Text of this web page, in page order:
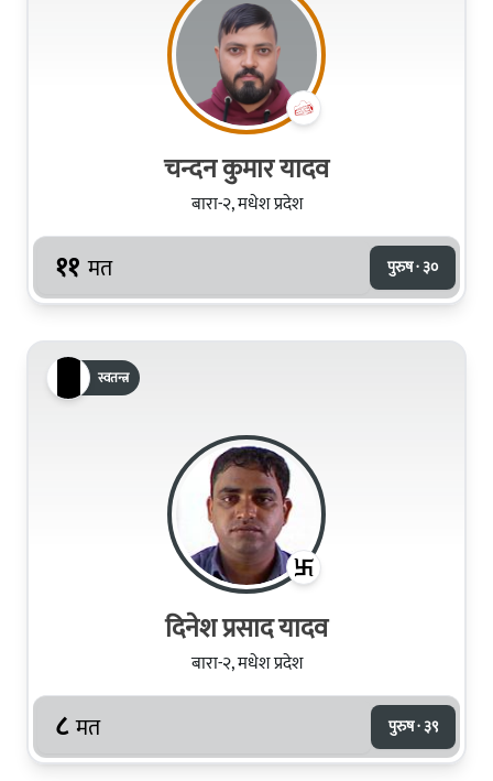
चन्दन कुमार यादव
बारा-२, मधेश प्रदेश
११ मत पुरुष · ३०
स्वतन्त्र
दिनेश प्रसाद यादव
बारा-२, मधेश प्रदेश
८ मत पुरुष · ३९